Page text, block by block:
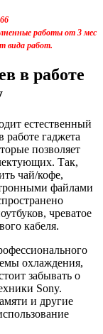
работы от 3 мес
вида работ.
в работе
естественный
работе гаджета
позволяет
Так,
чай/кофе,
файлами
чреватое
кабеля.
охлаждения,
забывать о
Sony.
и другие